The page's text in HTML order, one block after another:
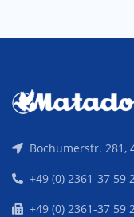
Bochumerstr. 281,
+49 (0) 2361-37 59
+49 (0) 2361-37 59